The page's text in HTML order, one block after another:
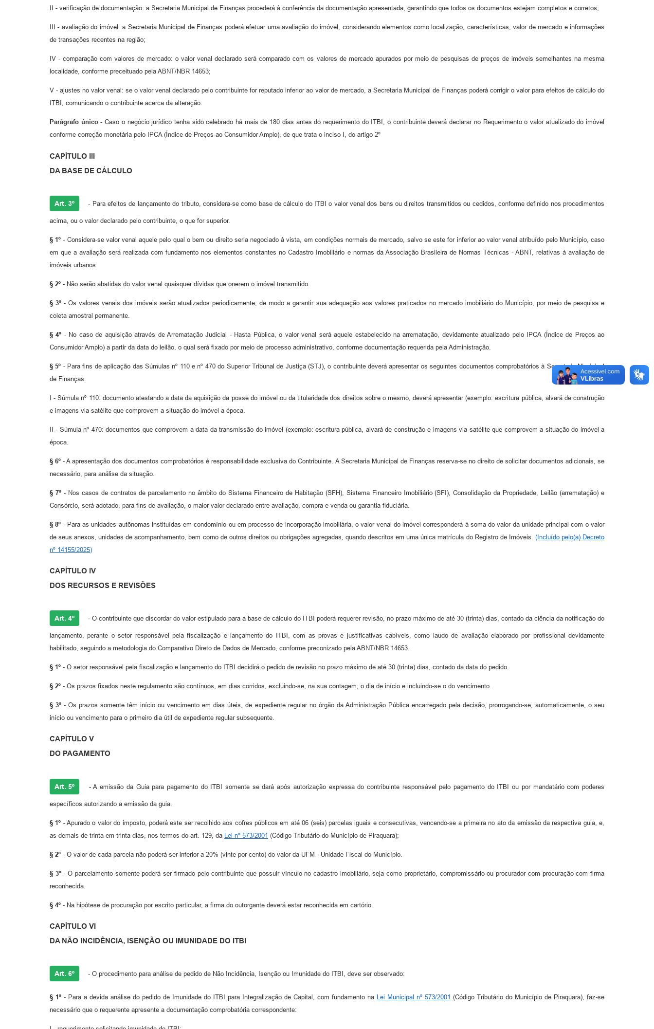
II - verificação de documentação: a Secretaria Municipal de Finanças procederá à conferência da documentação apresentada, garantindo que todos os documentos estejam completos e corretos;
III - avaliação do imóvel: a Secretaria Municipal de Finanças poderá efetuar uma avaliação do imóvel, considerando elementos como localização, características, valor de mercado e informações
de transações recentes na região;
IV - comparação com valores de mercado: o valor venal declarado será comparado com os valores de mercado apurados por meio de pesquisas de preços de imóveis semelhantes na mesma
localidade, conforme preceituado pela ABNT/NBR 14653;
V - ajustes no valor venal: se o valor venal declarado pelo contribuinte for reputado inferior ao valor de mercado, a Secretaria Municipal de Finanças poderá corrigir o valor para efeitos de cálculo do
ITBI, comunicando o contribuinte acerca da alteração.
Parágrafo único- Caso o negócio jurídico tenha sido celebrado há mais de 180 dias antes do requerimento do ITBI, o contribuinte deverá declarar no Requerimento o valor atualizado do imóvel
conforme correção monetária pelo IPCA (Índice de Preços ao Consumidor Amplo), de que trata o inciso I, do artigo 2º
CAPÍTULO III
DA BASE DE CÁLCULO
Art. 3º - Para efeitos de lançamento do tributo, considera-se como base de cálculo do ITBI o valor venal dos bens ou direitos transmitidos ou cedidos, conforme definido nos procedimentos
acima, ou o valor declarado pelo contribuinte, o que for superior.
§ 1º - Considera-se valor venal aquele pelo qual o bem ou direito seria negociado à vista, em condições normais de mercado, salvo se este for inferior ao valor venal atribuído pelo Município, caso
em que a avaliação será realizada com fundamento nos elementos constantes no Cadastro Imobiliário e normas da Associação Brasileira de Normas Técnicas - ABNT, relativas à avaliação de
imóveis urbanos.
§ 2º - Não serão abatidas do valor venal quaisquer dívidas que onerem o imóvel transmitido.
§ 3º - Os valores venais dos imóveis serão atualizados periodicamente, de modo a garantir sua adequação aos valores praticados no mercado imobiliário do Município, por meio de pesquisa e
coleta amostral permanente.
§ 4º - No caso de aquisição através de Arrematação Judicial - Hasta Pública, o valor venal será aquele estabelecido na arrematação, devidamente atualizado pelo IPCA (Índice de Preços ao
Consumidor Amplo) a partir da data do leilão, o qual será fixado por meio de processo administrativo, conforme documentação requerida pela Administração.
§ 5º - Para fins de aplicação das Súmulas nº 110 e nº 470 do Superior Tribunal de Justiça (STJ), o contribuinte deverá apresentar os seguintes documentos comprobatórios à Secretaria Municipal
de Finanças:
I - Súmula nº 110: documento atestando a data da aquisição da posse do imóvel ou da titularidade dos direitos sobre o mesmo, deverá apresentar (exemplo: escritura pública, alvará de construção
e imagens via satélite que comprovem a situação do imóvel a época.
II - Súmula nº 470: documentos que comprovem a data da transmissão do imóvel (exemplo: escritura pública, alvará de construção e imagens via satélite que comprovem a situação do imóvel a
época.
§ 6º - A apresentação dos documentos comprobatórios é responsabilidade exclusiva do Contribuinte. A Secretaria Municipal de Finanças reserva-se no direito de solicitar documentos adicionais, se
necessário, para análise da situação.
§ 7º- Nos casos de contratos de parcelamento no âmbito do Sistema Financeiro de Habitação (SFH), Sistema Financeiro Imobiliário (SFI), Consolidação da Propriedade, Leilão (arrematação) e
Consórcio, será adotado, para fins de avaliação, o maior valor declarado entre avaliação, compra e venda ou garantia fiduciária.
§ 8º - Para as unidades autônomas instituídas em condomínio ou em processo de incorporação imobiliária, o valor venal do imóvel corresponderá à soma do valor da unidade principal com o valor
de seus anexos, unidades de acompanhamento, bem como de outros direitos ou obrigações agregadas, quando descritos em uma única matrícula do Registro de Imóveis. (Incluído pelo(a) Decreto
nº 14155/2025)
CAPÍTULO IV
DOS RECURSOS E REVISÕES
Art. 4º - O contribuinte que discordar do valor estipulado para a base de cálculo do ITBI poderá requerer revisão, no prazo máximo de até 30 (trinta) dias, contado da ciência da notificação do
lançamento, perante o setor responsável pela fiscalização e lançamento do ITBI, com as provas e justificativas cabíveis, como laudo de avaliação elaborado por profissional devidamente
habilitado, seguindo a metodologia do Comparativo Direto de Dados de Mercado, conforme preconizado pela ABNT/NBR 14653.
§ 1º - O setor responsável pela fiscalização e lançamento do ITBI decidirá o pedido de revisão no prazo máximo de até 30 (trinta) dias, contado da data do pedido.
§ 2º - Os prazos fixados neste regulamento são contínuos, em dias corridos, excluindo-se, na sua contagem, o dia de início e incluindo-se o do vencimento.
§ 3º - Os prazos somente têm início ou vencimento em dias úteis, de expediente regular no órgão da Administração Pública encarregado pela decisão, prorrogando-se, automaticamente, o seu
início ou vencimento para o primeiro dia útil de expediente regular subsequente.
CAPÍTULO V
DO PAGAMENTO
Art. 5º - A emissão da Guia para pagamento do ITBI somente se dará após autorização expressa do contribuinte responsável pelo pagamento do ITBI ou por mandatário com poderes
específicos autorizando a emissão da guia.
§ 1º - Apurado o valor do imposto, poderá este ser recolhido aos cofres públicos em até 06 (seis) parcelas iguais e consecutivas, vencendo-se a primeira no ato da emissão da respectiva guia, e,
as demais de trinta em trinta dias, nos termos do art. 129, da Lei nº 573/2001 (Código Tributário do Município de Piraquara);
§ 2º - O valor de cada parcela não poderá ser inferior a 20% (vinte por cento) do valor da UFM - Unidade Fiscal do Município.
§ 3º- O parcelamento somente poderá ser firmado pelo contribuinte que possuir vínculo no cadastro imobiliário, seja como proprietário, compromissário ou procurador com procuração com firma
reconhecida.
§ 4º - Na hipótese de procuração por escrito particular, a firma do outorgante deverá estar reconhecida em cartório.
CAPÍTULO VI
DA NÃO INCIDÊNCIA, ISENÇÃO OU IMUNIDADE DO ITBI
Art. 6º - O procedimento para análise de pedido de Não Incidência, Isenção ou Imunidade do ITBI, deve ser observado:
§ 1º - Para a devida análise do pedido de Imunidade do ITBI para Integralização de Capital, com fundamento na Lei Municipal nº 573/2001 (Código Tributário do Município de Piraquara), faz-se
necessário que o requerente apresente a documentação comprobatória correspondente: